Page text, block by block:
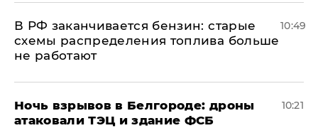
​В РФ заканчивается бензин: старые
схемы распределения топлива больше
не работают
10:49
​Ночь взрывов в Белгороде: дроны
атаковали ТЭЦ и здание ФСБ
10:21